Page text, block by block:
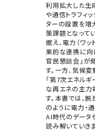
利用拡大した生
や通信トラフィ
ターの設置を増
策課題となって
据え、電力（ワッ
果的な連携に向
官民懇談会」が
す。一方、気候
「第7次エネル
な再エネの主力
す。本書では、
のように電力・
AI時代のデータ
読み解いていきま